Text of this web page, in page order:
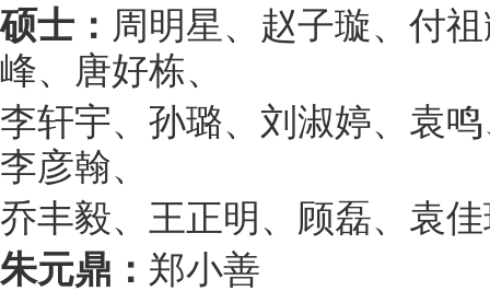
硕士： 周明星、赵子璇、付
峰、唐好栋、
李轩宇、孙璐、刘淑婷、袁
李彦翰、
乔丰毅、王正明、顾磊、袁
朱元鼎： 郑小善